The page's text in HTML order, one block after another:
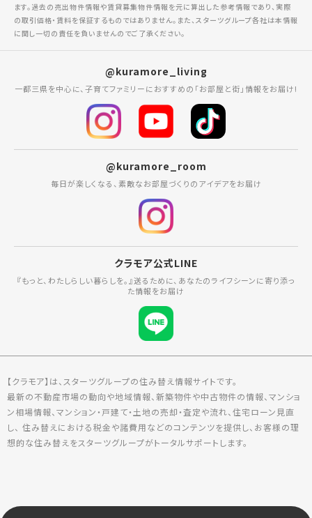
ます。過去の売出物件情報や賃貸募集物件情報を元に算出した参考情報であり、実際
の取引価格・賃料を保証するものではありません。また、スターツグループ各社は本情報
に関し一切の責任を負いませんのでご了承ください。
@kuramore_living
一都三県を中心に、子育てファミリーにおすすめの「お部屋と街」情報をお届け!
@kuramore_room
毎日が楽しくなる、素敵なお部屋づくりのアイデアをお届け
クラモア公式LINE
『もっと、わたしらしい暮らしを。』送るために、あなたのライフシーンに寄り添っ
た情報をお届け
【クラモア】は、スターツグループの住み替え情報サイトです。
最新の不動産市場の動向や地域情報、新築物件や中古物件の情報、マンショ
ン相場情報、マンション・戸建て・土地の売却・査定や流れ、住宅ローン見直
し、 住み替えにおける税金や諸費用などのコンテンツを提供し、お客様の理
想的な住み替えをスターツグループがトータルサポートします。